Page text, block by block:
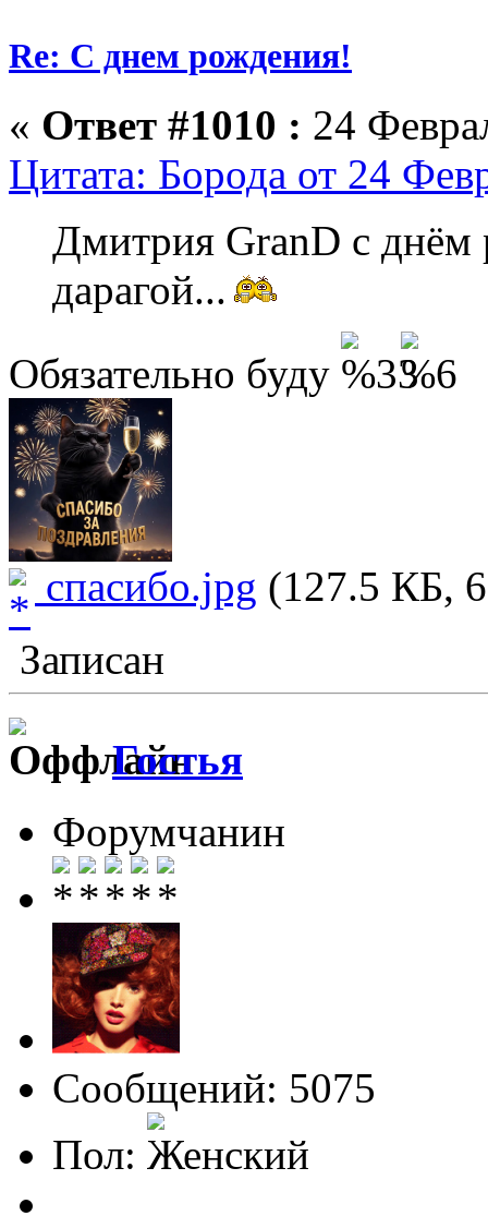
Re: С днем рождения!
« Ответ #1010 : 24
Цитата: Борода от 24
Дмитрия GranD с днём
дарагой...
Обязательно буду
спасибо.jpg (127.5 КБ,
Записан
Гостья
Форумчанин
Сообщений: 5075
Пол: